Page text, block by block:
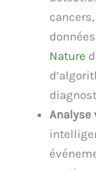
Nature
Analyse